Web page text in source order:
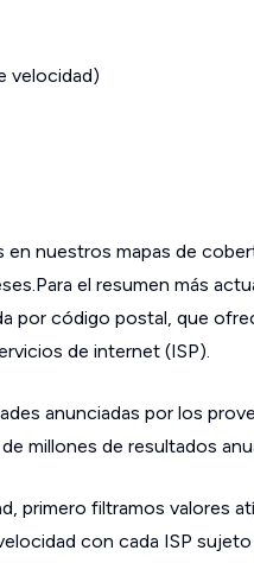
velocidad)
nuestros mapas de
el resumen más
por código postal, que
de internet (ISP).
anunciadas por los
millones de resultados
primero filtramos valores
con cada ISP